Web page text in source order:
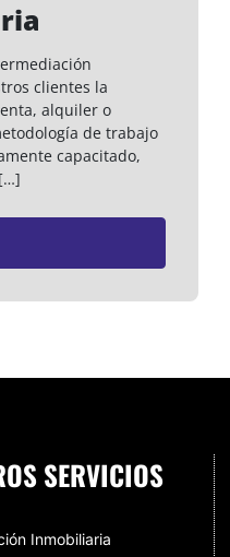
clientes la
alquiler o
de trabajo
capacitado,
SERVICIOS
Inmobiliaria